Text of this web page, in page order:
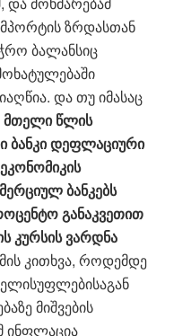
ზრდასთან
ბალანსიც
და თუ იმასაც
მთელი წლის
ბანკი დეფლაციური
ბანკებს
განაკვეთით
კურსის ვარდნა
კითხვა, როდემდე
მიშვების
ინფლაცია